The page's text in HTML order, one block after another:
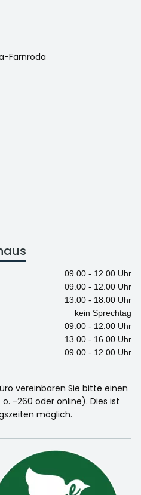
Farnroda
09.00 - 12.00 Uhr
09.00 - 12.00 Uhr
13.00 - 18.00 Uhr
kein Sprechtag
09.00 - 12.00 Uhr
13.00 - 16.00 Uhr
09.00 - 12.00 Uhr
vereinbaren Sie bitte einen
-260 oder online). Dies ist
möglich.